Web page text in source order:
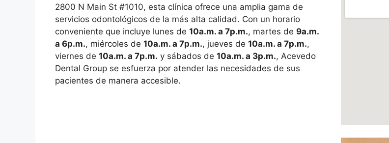
2800 N Main St #1010, esta clínica ofrece una amplia gama de
servicios odontológicos de la más alta calidad. Con un horario
conveniente que incluye lunes de 10a.m. a 7p.m., martes de 9a.m.
a 6p.m., miércoles de 10a.m. a 7p.m., jueves de 10a.m. a 7p.m.,
viernes de 10a.m. a 7p.m. y sábados de 10a.m. a 3p.m., Acevedo
Dental Group se esfuerza por atender las necesidades de sus
pacientes de manera accesible.